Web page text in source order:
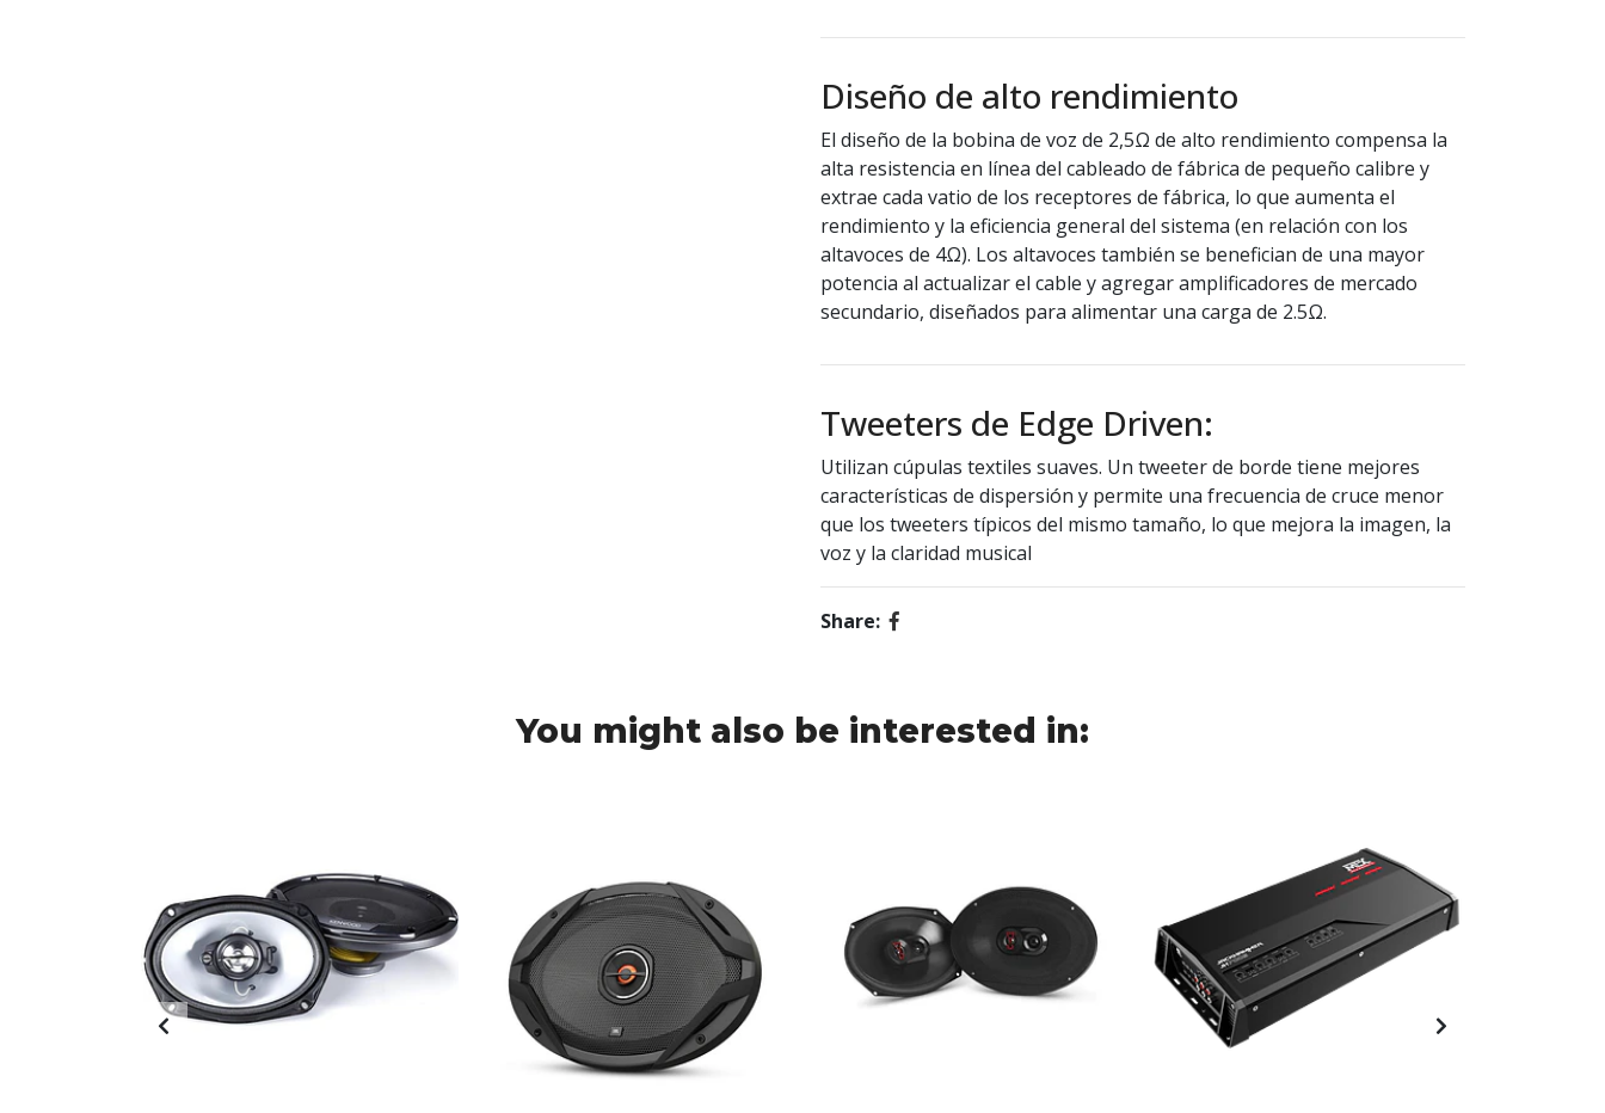
Diseño de alto rendimiento
El diseño de la bobina de voz de 2,5Ω de alto rendimiento compensa la
alta resistencia en línea del cableado de fábrica de pequeño calibre y
extrae cada vatio de los receptores de fábrica, lo que aumenta el
rendimiento y la eficiencia general del sistema (en relación con los
altavoces de 4Ω). Los altavoces también se benefician de una mayor
potencia al actualizar el cable y agregar amplificadores de mercado
secundario, diseñados para alimentar una carga de 2.5Ω.
Tweeters de Edge Driven:
Utilizan cúpulas textiles suaves. Un tweeter de borde tiene mejores
características de dispersión y permite una frecuencia de cruce menor
que los tweeters típicos del mismo tamaño, lo que mejora la imagen, la
voz y la claridad musical
Share:
You might also be interested in: